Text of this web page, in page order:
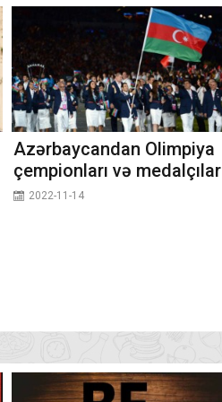
Azərbaycandan Olimpiya
çempionları və medalçılar
2022-11-14